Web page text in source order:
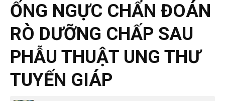
ỐNG NGỰC CHẨN ĐOÁN
RÒ DƯỠNG CHẤP SAU
PHẪU THUẬT UNG THƯ
TUYẾN GIÁP